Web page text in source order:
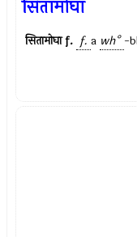
सितामोघा
सितामोघाf. f. a wh° -